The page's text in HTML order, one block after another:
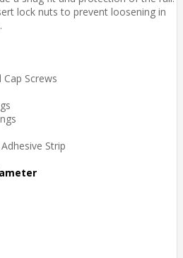
lock nuts to prevent loosening in
Screws
Strip